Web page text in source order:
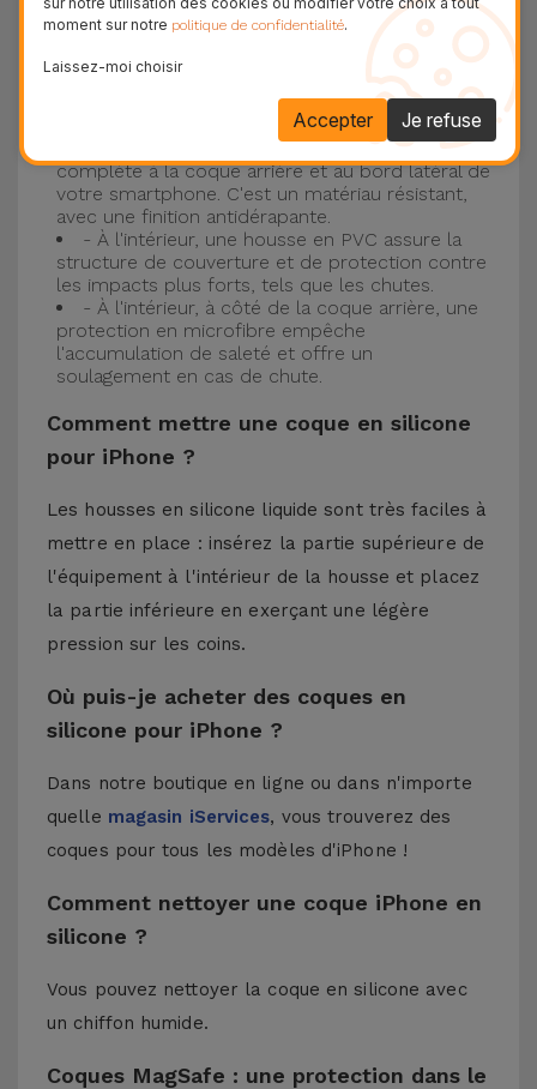
construction robuste et de qualité, avec une
construction à trois couches, pour éviter au
maximum les accidents et les casses !
- Une première couche de silicone liquide
donne de la couleur et une couverture
complète à la coque arrière et au bord latéral de
votre smartphone. C'est un matériau résistant,
avec une finition antidérapante.
- À l'intérieur, une housse en PVC assure la
structure de couverture et de protection contre
les impacts plus forts, tels que les chutes.
- À l'intérieur, à côté de la coque arrière, une
protection en microfibre empêche
l'accumulation de saleté et offre un
soulagement en cas de chute.
Comment mettre une coque en silicone
pour iPhone ?
Les housses en silicone liquide sont très faciles à
mettre en place : insérez la partie supérieure de
l'équipement à l'intérieur de la housse et placez
la partie inférieure en exerçant une légère
pression sur les coins.
Où puis-je acheter des coques en
silicone pour iPhone ?
Dans notre boutique en ligne ou dans n'importe
quelle magasin iServices, vous trouverez des
coques pour tous les modèles d'iPhone !
Comment nettoyer une coque iPhone en
silicone ?
Vous pouvez nettoyer la coque en silicone avec
un chiffon humide.
Coques MagSafe : une protection dans le
moment sur notre politique de confidentialité.
Laissez-moi choisir
Je refuse
Accepter